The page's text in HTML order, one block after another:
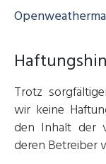
Trotz
wir keine
den Inhalt der
deren Betreiber